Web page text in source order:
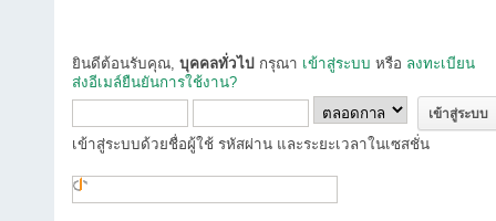
ยินดีต้อนรับคุณ, บุคคลทั่วไป กรุณา เข้าสู่ระบบ หรือ ลงทะเบียน
ส่งอีเมล์ยืนยันการใช้งาน?
เข้าสู่ระบบด้วยชื่อผู้ใช้ รหัสผ่าน และระยะเวลาในเซสชั่น